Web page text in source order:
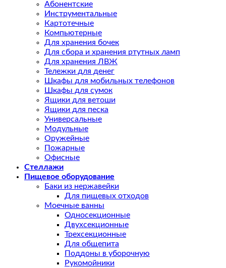
Абонентские
Инструментальные
Картотечные
Компьютерные
Для хранения бочек
Для сбора и хранения ртутных ламп
Для хранения ЛВЖ
Тележки для денег
Шкафы для мобильных телефонов
Шкафы для сумок
Ящики для ветоши
Ящики для песка
Универсальные
Модульные
Оружейные
Пожарные
Офисные
Стеллажи
Пищевое оборудование
Баки из нержавейки
Для пищевых отходов
Моечные ванны
Односекционные
Двухсекционные
Трехсекционные
Для общепита
Поддоны в уборочную
Рукомойники